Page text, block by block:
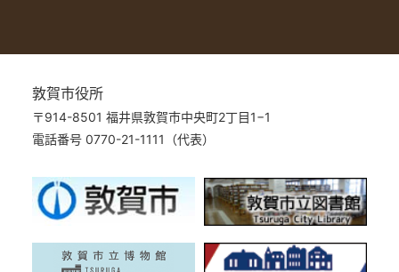
敦賀市役所
〒914-8501 福井県敦賀市中央町2丁目1−1
電話番号 0770-21-1111（代表）